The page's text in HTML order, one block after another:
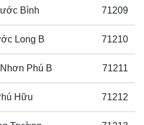
Bình 71209
Long B 71210
Phú B 71211
Hữu 71212